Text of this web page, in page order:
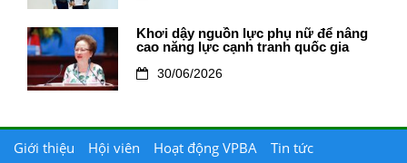
Khơi dậy nguồn lực phụ nữ để nâng
cao năng lực cạnh tranh quốc gia
30/06/2026
Giới thiệu Hội viên Hoạt động VPBA
Tin tức